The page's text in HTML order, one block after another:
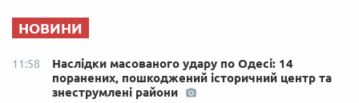
НОВИНИ
11:58
Наслідки масованого удару по Одесі: 14
поранених, пошкоджений історичний центр та
знеструмлені райони